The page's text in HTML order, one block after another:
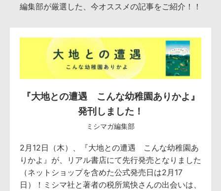
編集部が厳選した、今オススメの記事をご紹介！！
『大地との遭遇 こんな幼稚園ありかよ』
発刊しました！
ミシマガ編集部
2月12日（木）、『大地との遭遇 こんな幼稚園あ
りかよ』が、リアル書店にて先行発売となりました
（ネットショップを含めた公式発売日は2月17
日）！ミシマ社と著者の税所篤快さんの出会いは、